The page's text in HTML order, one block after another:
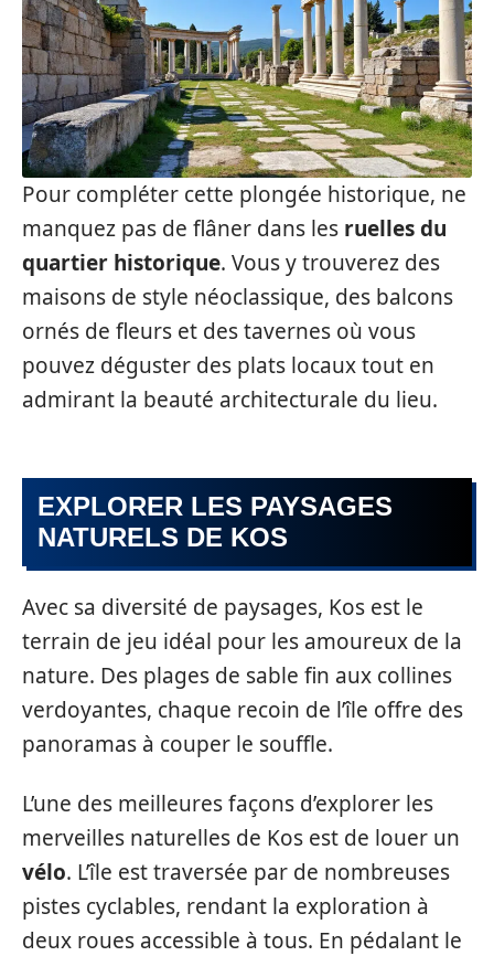
Pour compléter cette plongée historique, ne
manquez pas de flâner dans les ruelles du
quartier historique. Vous y trouverez des
maisons de style néoclassique, des balcons
ornés de fleurs et des tavernes où vous
pouvez déguster des plats locaux tout en
admirant la beauté architecturale du lieu.
EXPLORER LES PAYSAGES
NATURELS DE KOS
Avec sa diversité de paysages, Kos est le
terrain de jeu idéal pour les amoureux de la
nature. Des plages de sable fin aux collines
verdoyantes, chaque recoin de l’île offre des
panoramas à couper le souffle.
L’une des meilleures façons d’explorer les
merveilles naturelles de Kos est de louer un
vélo. L’île est traversée par de nombreuses
pistes cyclables, rendant la exploration à
deux roues accessible à tous. En pédalant le